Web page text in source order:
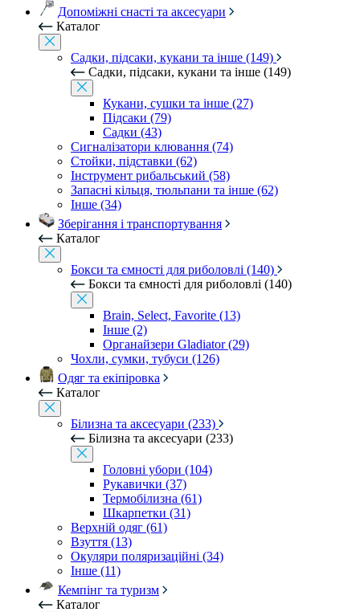
Допоміжні снасті та аксесуари
Каталог
Садки, підсаки, кукани та інше (149)
Садки, підсаки, кукани та інше (149)
Кукани, сушки та інше (27)
Підсаки (79)
Садки (43)
Сигналізатори клювання (74)
Стойки, підставки (62)
Інструмент рибальський (58)
Запасні кільця, тюльпани та інше (62)
Інше (34)
Зберігання і транспортування
Каталог
Бокси та ємності для риболовлі (140)
Бокси та ємності для риболовлі (140)
Brain, Select, Favorite (13)
Інше (2)
Органайзери Gladiator (29)
Чохли, сумки, тубуси (126)
Одяг та екіпіровка
Каталог
Білизна та аксесуари (233)
Білизна та аксесуари (233)
Головні убори (104)
Рукавички (37)
Термобілизна (61)
Шкарпетки (31)
Верхній одяг (61)
Взуття (13)
Окуляри поляризаційні (34)
Інше (11)
Кемпінг та туризм
Каталог